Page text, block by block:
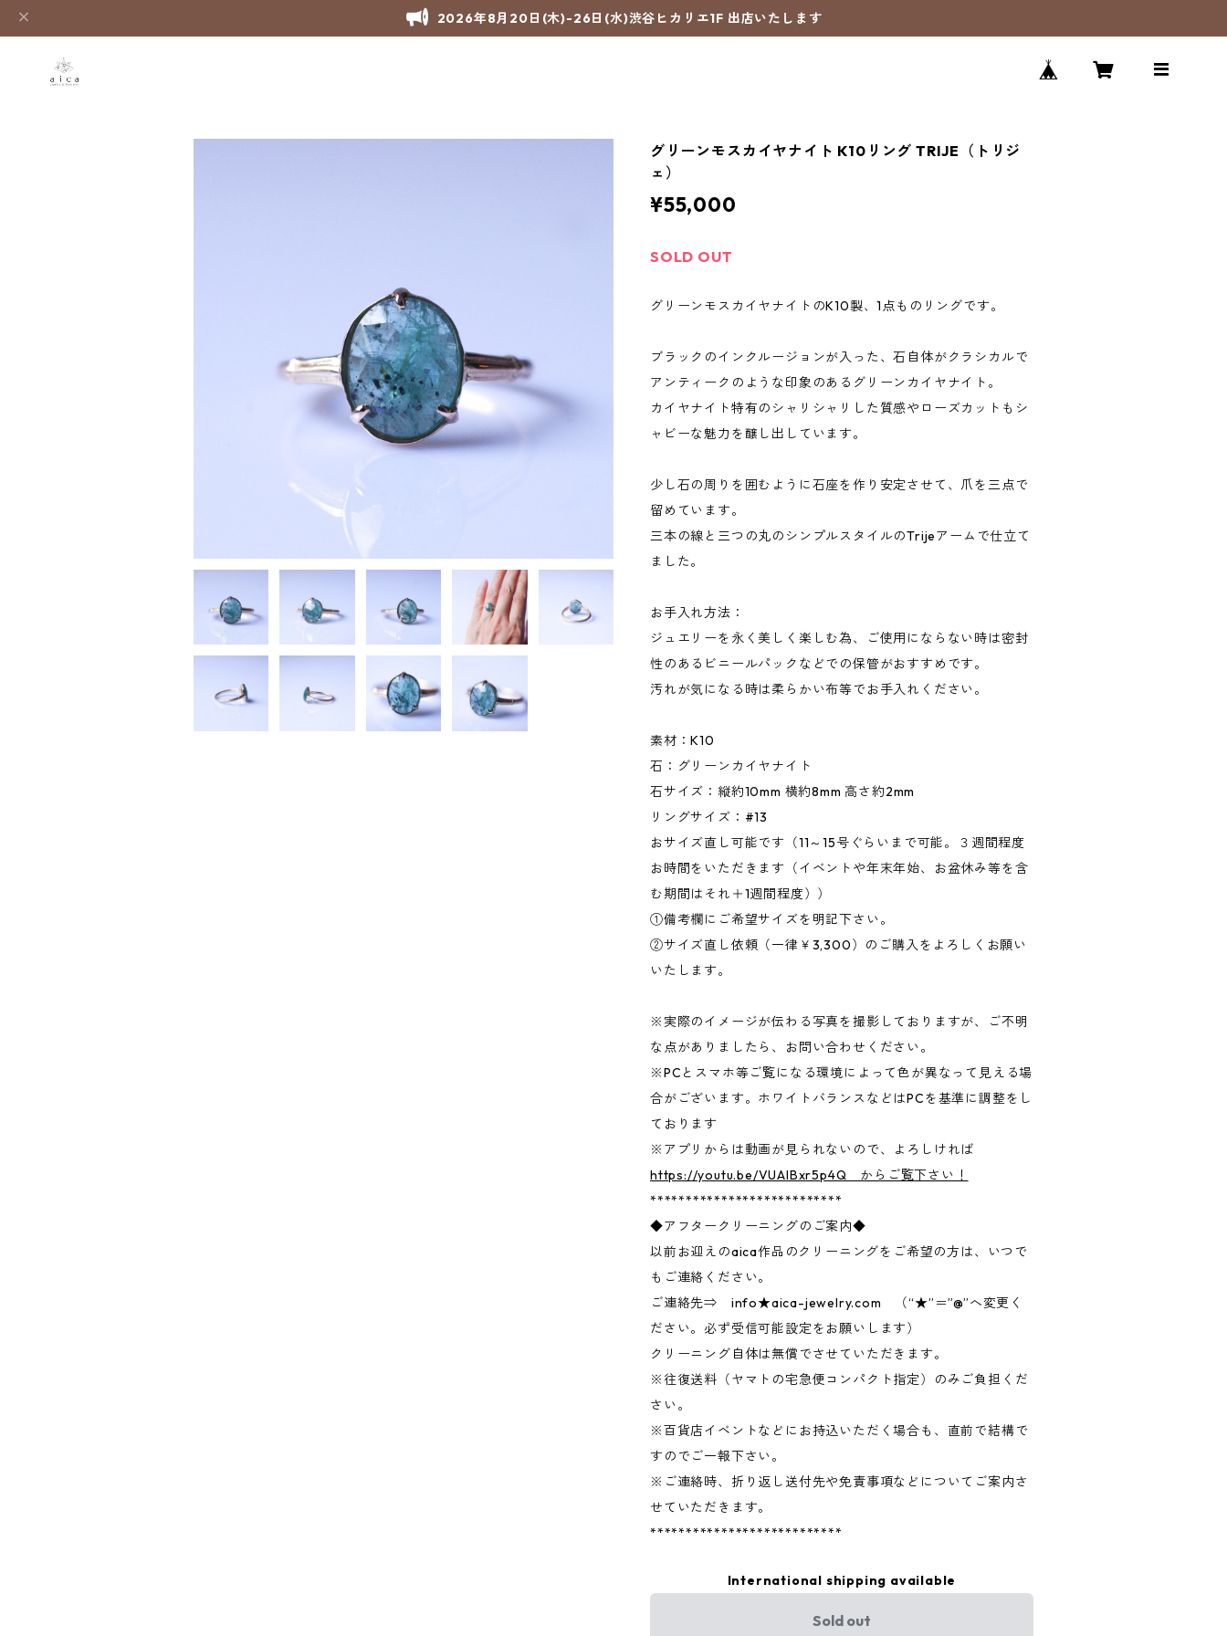
2026年8月20日(木)-26日(水)渋谷ヒカリエ1F 出店いたします
グリーンモスカイヤナイト K10リング TRIJE（トリジ
ェ）
¥55,000
SOLD OUT
グリーンモスカイヤナイトのK10製、1点ものリングです。
ブラックのインクルージョンが入った、石自体がクラシカルで
アンティークのような印象のあるグリーンカイヤナイト。
カイヤナイト特有のシャリシャリした質感やローズカットもシ
ャビーな魅力を醸し出しています。
少し石の周りを囲むように石座を作り安定させて、爪を三点で
留めています。
三本の線と三つの丸のシンプルスタイルのTrijeアームで仕立て
ました。
お手入れ方法：
ジュエリーを永く美しく楽しむ為、ご使用にならない時は密封
性のあるビニールパックなどでの保管がおすすめです。
汚れが気になる時は柔らかい布等でお手入れください。
素材：K10
石：グリーンカイヤナイト
石サイズ：縦約10mm 横約8mm 高さ約2mm
リングサイズ：#13
おサイズ直し可能です（11～15号ぐらいまで可能。３週間程度
お時間をいただきます（イベントや年末年始、お盆休み等を含
む期間はそれ＋1週間程度））
①備考欄にご希望サイズを明記下さい。
②サイズ直し依頼（一律￥3,300）のご購入をよろしくお願い
いたします。
※実際のイメージが伝わる写真を撮影しておりますが、ご不明
な点がありましたら、お問い合わせください。
※PCとスマホ等ご覧になる環境によって色が異なって見える場
合がございます。ホワイトバランスなどはPCを基準に調整をし
ております
※アプリからは動画が見られないので、よろしければ
https://youtu.be/VUAlBxr5p4Q からご覧下さい！
***************************
◆アフタークリーニングのご案内◆
以前お迎えのaica作品のクリーニングをご希望の方は、いつで
もご連絡ください。
ご連絡先⇒ info★aica-jewelry.com （“★”＝”@”へ変更く
ださい。必ず受信可能設定をお願いします）
クリーニング自体は無償でさせていただきます。
※往復送料（ヤマトの宅急便コンパクト指定）のみご負担くだ
さい。
※百貨店イベントなどにお持込いただく場合も、直前で結構で
すのでご一報下さい。
※ご連絡時、折り返し送付先や免責事項などについてご案内さ
せていただきます。
***************************
International shipping available
Sold out